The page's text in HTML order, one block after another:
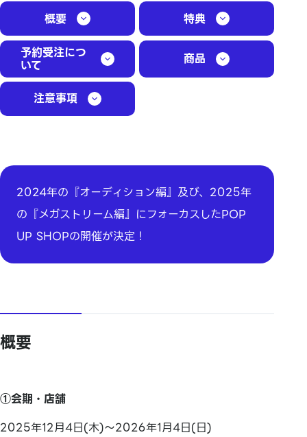
概要
特典
予約受注につ
いて 商品
注意事項
2024年の『オーディション編』及び、2025年
の『メガストリーム編』にフォーカスしたPOP
UP SHOPの開催が決定！
概要
①会期・店舗
2025年12月4日(木)～2026年1月4日(日)